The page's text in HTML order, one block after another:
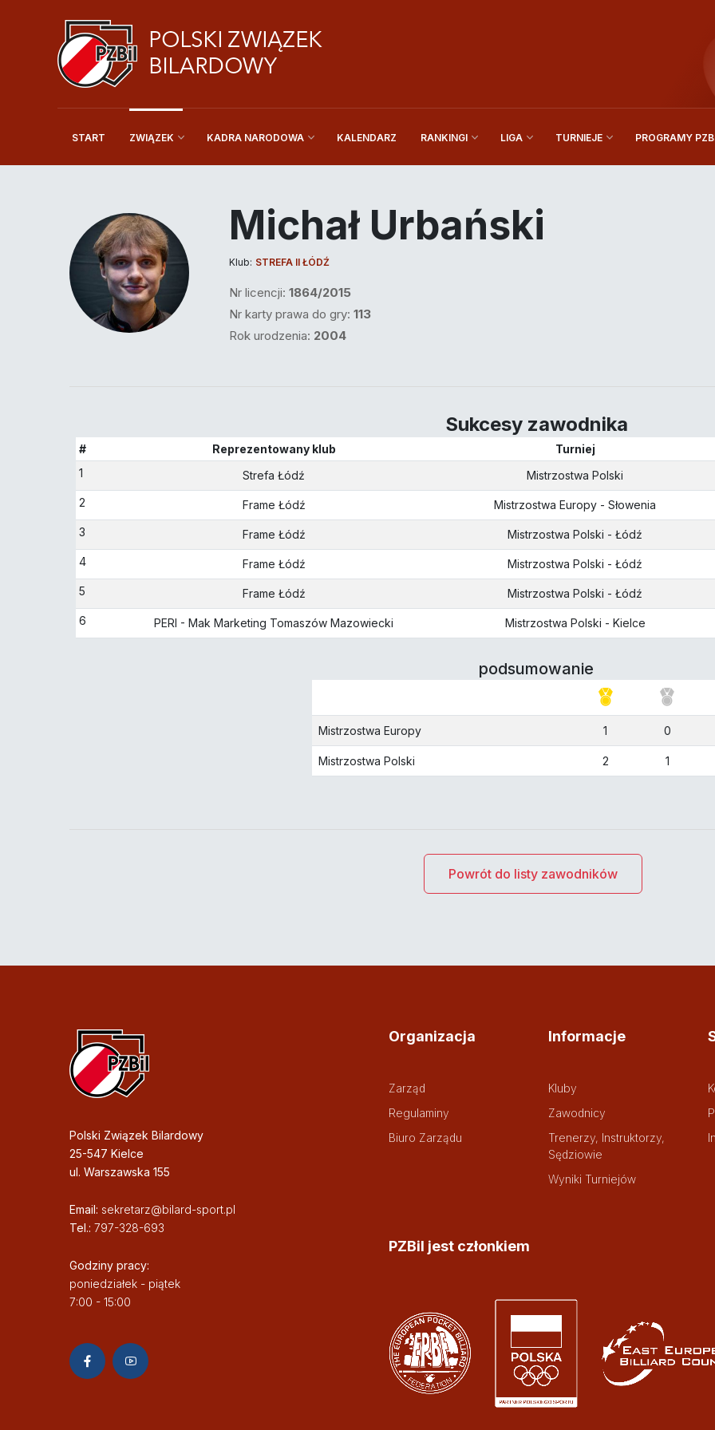
START ZWIĄZEK KADRA NARODOWA KALENDARZ RANKINGI LIGA TURNIEJE PROGRAMY
Michał Urbański
Klub: STREFA II ŁÓDŹ
Nr licencji: 1864/2015
Nr karty prawa do gry: 113
Rok urodzenia: 2004
Sukcesy zawodnika
# Reprezentowany klub Turniej
1
Strefa Łódź Mistrzostwa Polski
2
Frame Łódź Mistrzostwa Europy - Słowenia
3
Frame Łódź Mistrzostwa Polski - Łódź
4
Frame Łódź Mistrzostwa Polski - Łódź
5
Frame Łódź Mistrzostwa Polski - Łódź
6
PERI - Mak Marketing Tomaszów Mazowiecki Mistrzostwa Polski - Kielce
podsumowanie
Mistrzostwa Europy 1 0
Mistrzostwa Polski 2 1
Powrót do listy zawodników
Polski Związek Bilardowy
25-547 Kielce
ul. Warszawska 155
Email: sekretarz@bilard-sport.pl
Tel.: 797-328-693
Godziny pracy:
poniedziałek - piątek
7:00 - 15:00
Organizacja
Zarząd
Regulaminy
Biuro Zarządu
Informacje
Kluby
Zawodnicy
Trenerzy, Instruktorzy,
Sędziowie
Wyniki Turniejów
PZBil jest członkiem